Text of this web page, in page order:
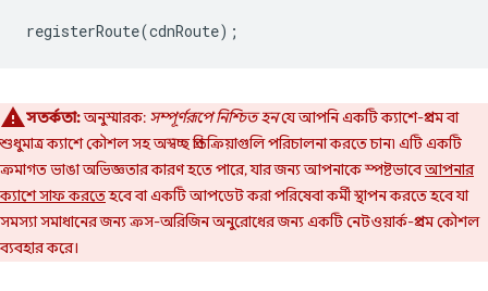
registerRoute(cdnRoute);
সতর্কতা:অনুস্মারক: সম্পূর্ণরূপে নিশ্চিত হনযে আপনি একটি ক্যাশে-প্রথম বা
শুধুমাত্র ক্যাশে কৌশল সহ অস্বচ্ছ প্রতিক্রিয়াগুলি পরিচালনা করতে চান৷ এটি একটি
ক্রমাগত ভাঙা অভিজ্ঞতার কারণ হতে পারে, যার জন্য আপনাকে স্পষ্টভাবেআপনার
ক্যাশে সাফ করতেহবে বা একটি আপডেট করা পরিষেবা কর্মী স্থাপন করতে হবে যা
সমস্যা সমাধানের জন্য ক্রস-অরিজিন অনুরোধের জন্য একটি নেটওয়ার্ক-প্রথম কৌশল
ব্যবহার করে।